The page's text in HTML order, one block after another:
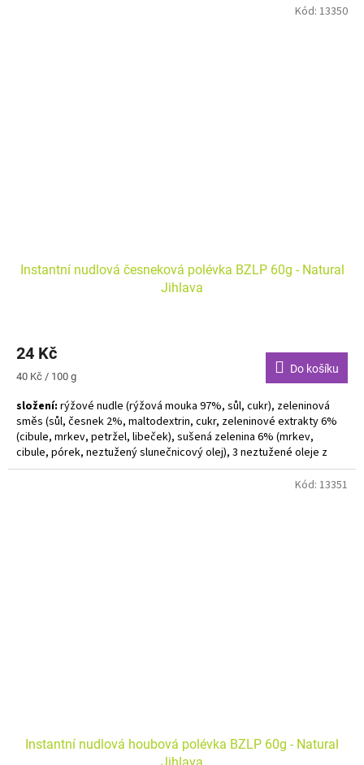
Instantní nudlová česneková polévka BZLP 60g - Natural
Jihlava
24 Kč
Měrná
40 Kč / 100 g
Do košíku
složení: rýžové nudle (rýžová mouka 97%, sůl, cukr), zeleninová
směs (sůl, česnek 2%, maltodextrin, cukr, zeleninové extrakty 6%
(cibule, mrkev, petržel, libeček), sušená zelenina 6% (mrkev,
cibule, pórek, neztužený slunečnicový olej), 3 neztužené oleje z
rostlinných klíčku 3% z řepky, lnu a slunečnic, kvasnicový extrakt,
Kód: 13350
Instantní nudlová houbová polévka BZLP 60g - Natural
Kód: 13351